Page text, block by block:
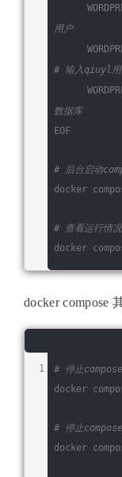
用户
# 输入qiuyl用
数据库
EOF
# 后台启动
docker
# 查看运行情况
docker
docker compose
# 停止
docker
# 停止
docker